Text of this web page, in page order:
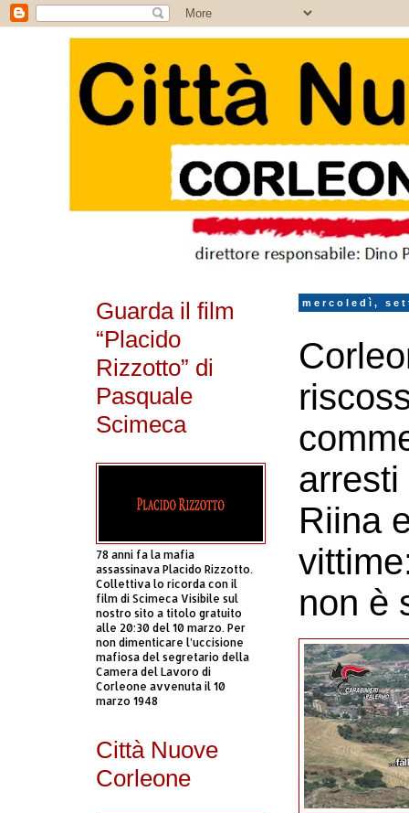
mercoledì,
Riina
non è
Guarda il film
“Placido
Rizzotto” di
Pasquale
Scimeca
78 anni fa la mafia
assassinava Placido Rizzotto.
Collettiva lo ricorda con il
film di Scimeca Visibile sul
nostro sito a titolo gratuito
alle 20:30 del 10 marzo. Per
non dimenticare l’uccisione
mafiosa del segretario della
Camera del Lavoro di
Corleone avvenuta il 10
marzo 1948
Città Nuove
Corleone